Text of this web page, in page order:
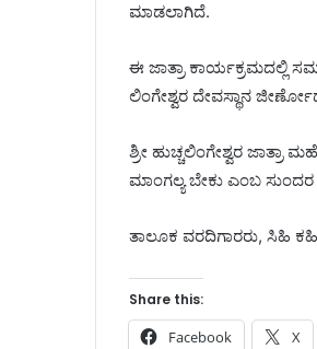
ಮಾಡಲಾಗಿದೆ.
ಈ ಜಾತ್ರಾ ಕಾರ್ಯಕ್ರಮದಲ್ಲಿ
ಲಿಂಗೇಶ್ವರ ದೇವಸ್ಥಾನ
ಶ್ರೀ ಹುಚ್ಚಲಿಂಗೇಶ್ವರ
ಮಾಂಗಲ್ಯ ಬೇಕು ಎಂಬ
ತಾಲೂಕ ವರದಿಗಾರರು, ಸಿಹಿ
Share this:
Facebook X